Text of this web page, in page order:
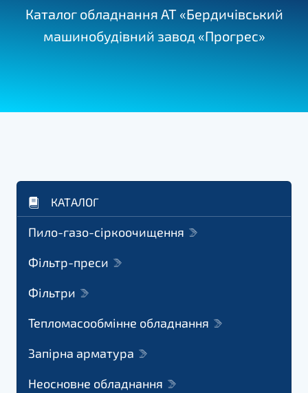
Каталог обладнання АТ «Бердичівський
машинобудівний завод «Прогрес»
КАТАЛОГ
Пило-газо-сіркоочищення
Фільтр-преси
Фільтри
Тепломасообмінне обладнання
Запірна арматура
Неосновне обладнання